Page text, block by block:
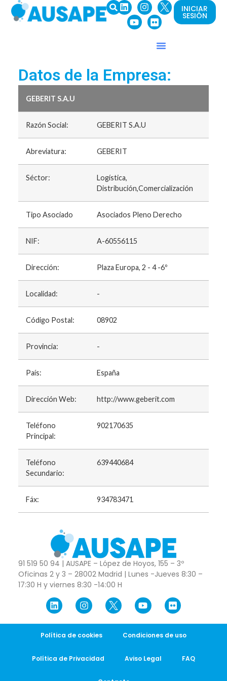
INICIAR
SESIÓN
Datos de la Empresa:
GEBERIT S.A.U
Razón Social: GEBERIT S.A.U
Abreviatura: GEBERIT
Séctor:
Logística,
Distribución,Comercialización
Tipo Asociado Asociados Pleno Derecho
NIF: A-60556115
Dirección: Plaza Europa, 2 - 4 -6º
Localidad: -
Código Postal: 08902
Provincia: -
País: España
Dirección Web: http://www.geberit.com
Teléfono
Principal:
902170635
Teléfono
Secundario:
639440684
Fáx: 934783471
91 519 50 94 | AUSAPE – López de Hoyos, 155 – 3º
Oficinas 2 y 3 – 28002 Madrid | Lunes -Jueves 8:30 –
17:30 H y viernes 8:30 -14:00 H
Política de cookies Condiciones de uso
Política de Privacidad Aviso Legal FAQ